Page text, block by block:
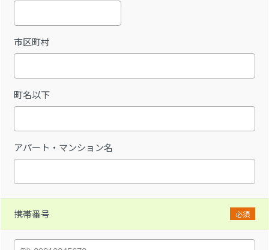
市区町村
町名以下
アパート・マンション名
携帯番号 必須